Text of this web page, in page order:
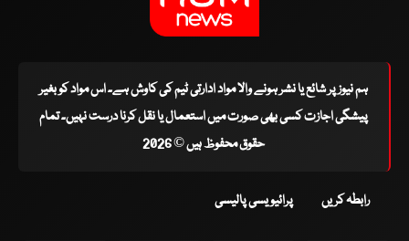
ہم نیوز پر شائع یا نشر ہونے والا مواد ادارتی ٹیم کی کاوش ہے۔ اس مواد کو بغیر
پیشگی اجازت کسی بھی صورت میں استعمال یا نقل کرنا درست نہیں۔ تمام
حقوق محفوظ ہیں © 2026
رابطہ کریں پرائیویسی پالیسی